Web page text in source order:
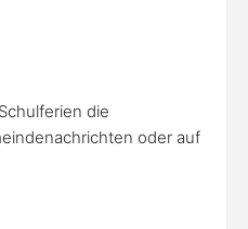
die
oder auf